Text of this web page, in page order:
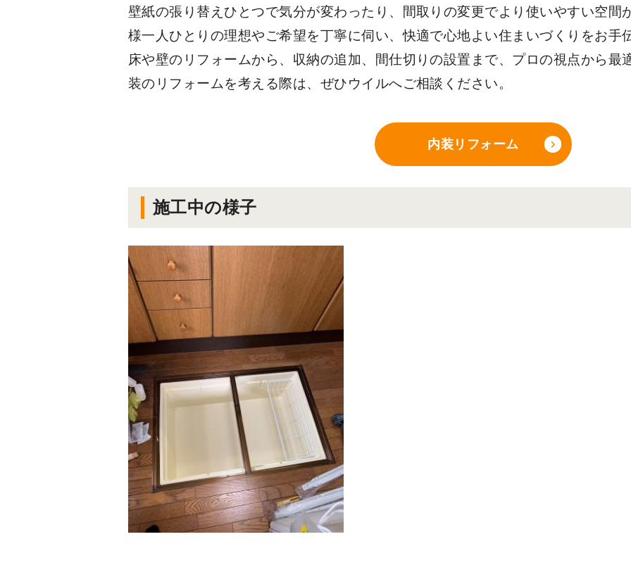
壁紙の張り替えひとつで気分が変わったり、間取りの変更でより使いやすい空間
様一人ひとりの理想やご希望を丁寧に伺い、快適で心地よい住まいづくりをお手
床や壁のリフォームから、収納の追加、間仕切りの設置まで、プロの視点から最
装のリフォームを考える際は、ぜひウイルへご相談ください。
内装リフォーム
施工中の様子